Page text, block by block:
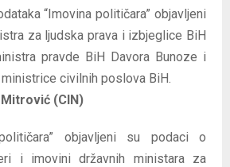
“Imovina političara” objavljeni
za ljudska prava i izbjeglice BiH
pravde BiH Davora Bunoze i
ministrice civilnih poslova BiH.
(CIN)
objavljeni su podaci o
i imovini državnih ministara za